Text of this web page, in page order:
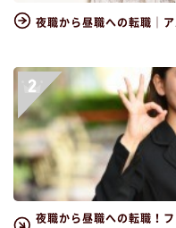
夜職から昼職への転職｜
夜職から昼職への転職！